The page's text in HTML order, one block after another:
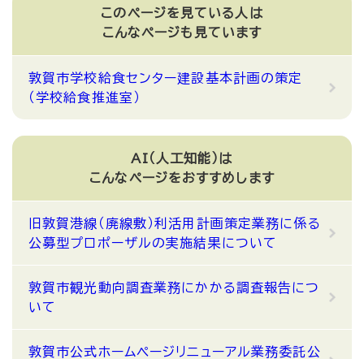
このページを見ている人は
こんなページも見ています
敦賀市学校給食センター建設基本計画の策定
（学校給食推進室）
AI（人工知能）は
こんなページをおすすめします
旧敦賀港線（廃線敷）利活用計画策定業務に係る
公募型プロポーザルの実施結果について
敦賀市観光動向調査業務にかかる調査報告につ
いて
敦賀市公式ホームページリニューアル業務委託公